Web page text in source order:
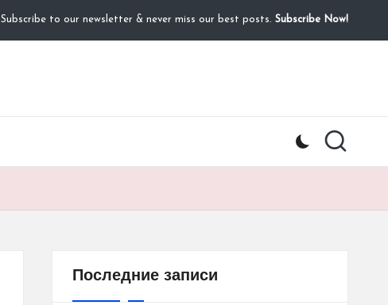
Subscribe to our newsletter & never miss our best posts. Subscribe Now!
Последние записи